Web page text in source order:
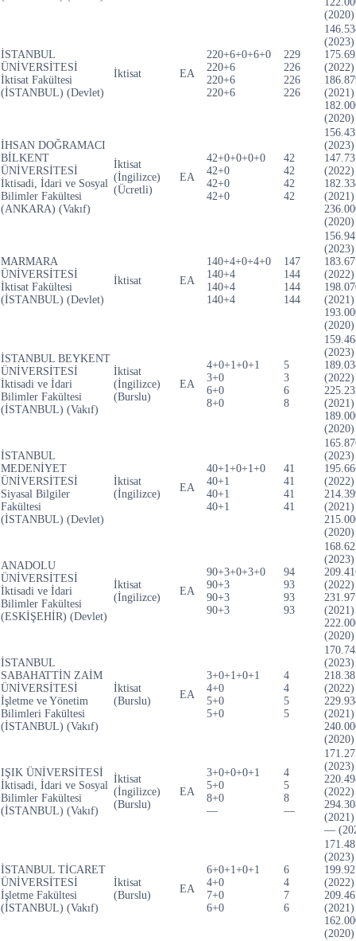
(2020)
İSTANBUL
ÜNİVERSİTESİ
İktisat Fakültesi
(İSTANBUL) (Devlet)
İktisat EA
220+6+0+6+0
220+6
220+6
220+6
229
226
226
226
(2023)
(2022)
(2021)
(2020)
İHSAN DOĞRAMACI
BİLKENT
ÜNİVERSİTESİ
İktisadi, İdari ve Sosyal
Bilimler Fakültesi
(ANKARA) (Vakıf)
İktisat
(İngilizce)
(Ücretli)
EA
42+0+0+0+0
42+0
42+0
42+0
42
42
42
42
(2023)
(2022)
(2021)
(2020)
MARMARA
ÜNİVERSİTESİ
İktisat Fakültesi
(İSTANBUL) (Devlet)
İktisat EA
140+4+0+4+0
140+4
140+4
140+4
147
144
144
144
(2023)
(2022)
(2021)
(2020)
İSTANBUL BEYKENT
ÜNİVERSİTESİ
İktisadi ve İdari
Bilimler Fakültesi
(İSTANBUL) (Vakıf)
İktisat
(İngilizce)
(Burslu)
EA
4+0+1+0+1
3+0
6+0
8+0
5
3
6
8
(2023)
(2022)
(2021)
(2020)
İSTANBUL
MEDENİYET
ÜNİVERSİTESİ
Siyasal Bilgiler
Fakültesi
(İSTANBUL) (Devlet)
İktisat
(İngilizce)
EA
40+1+0+1+0
40+1
40+1
40+1
41
41
41
41
(2023)
(2022)
(2021)
(2020)
ANADOLU
ÜNİVERSİTESİ
İktisadi ve İdari
Bilimler Fakültesi
(ESKİŞEHİR) (Devlet)
İktisat
(İngilizce)
EA
90+3+0+3+0
90+3
90+3
90+3
94
93
93
93
(2023)
(2022)
(2021)
(2020)
İSTANBUL
SABAHATTİN ZAİM
ÜNİVERSİTESİ
İşletme ve Yönetim
Bilimleri Fakültesi
(İSTANBUL) (Vakıf)
İktisat
(Burslu)
EA
3+0+1+0+1
4+0
5+0
5+0
4
4
5
5
(2023)
(2022)
(2021)
(2020)
IŞIK ÜNİVERSİTESİ
İktisadi, İdari ve Sosyal
Bilimler Fakültesi
(İSTANBUL) (Vakıf)
İktisat
(İngilizce)
(Burslu)
EA
3+0+0+0+1
5+0
8+0
—
4
5
8
—
(2023)
(2022)
(2021)
—
İSTANBUL TİCARET
ÜNİVERSİTESİ
İşletme Fakültesi
(İSTANBUL) (Vakıf)
İktisat
(Burslu)
EA
6+0+1+0+1
4+0
7+0
6+0
6
4
7
6
(2023)
(2022)
(2021)
(2020)